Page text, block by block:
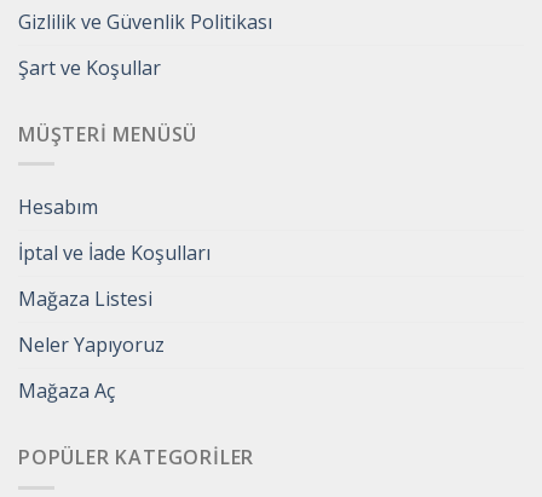
Gizlilik ve Güvenlik Politikası
Şart ve Koşullar
MÜŞTERI MENÜSÜ
Hesabım
İptal ve İade Koşulları
Mağaza Listesi
Neler Yapıyoruz
Mağaza Aç
POPÜLER KATEGORILER